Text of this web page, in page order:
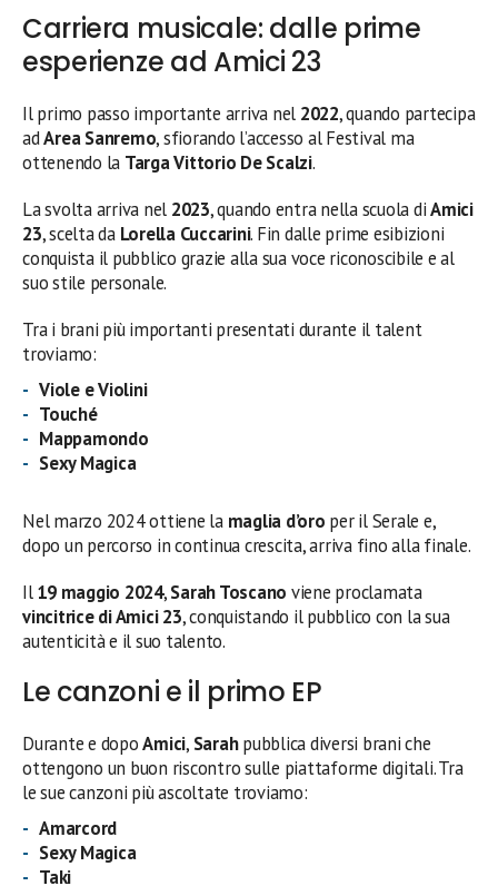
Carriera musicale: dalle prime
esperienze ad Amici 23
Il primo passo importante arriva nel 2022, quando partecipa
adArea Sanremo, sfiorando l’accesso al Festival ma
ottenendo la Targa Vittorio De Scalzi.
La svolta arriva nel 2023, quando entra nella scuola diAmici
23, scelta da Lorella Cuccarini. Fin dalle prime esibizioni
conquista il pubblico grazie alla sua voce riconoscibile e al
suo stile personale.
Tra i brani più importanti presentati durante il talent
troviamo:
Viole e Violini
Touché
Mappamondo
Sexy Magica
Nel marzo 2024 ottiene la maglia d’oro per il Serale e,
dopo un percorso in continua crescita, arriva fino alla finale.
Il19 maggio 2024,Sarah Toscano viene proclamata
vincitrice di Amici 23, conquistando il pubblico con la sua
autenticità e il suo talento.
Le canzoni e il primo EP
Durante e dopoAmici, Sarahpubblica diversi brani che
ottengono un buon riscontro sulle piattaforme digitali. Tra
le sue canzoni più ascoltate troviamo:
Amarcord
Sexy Magica
Taki